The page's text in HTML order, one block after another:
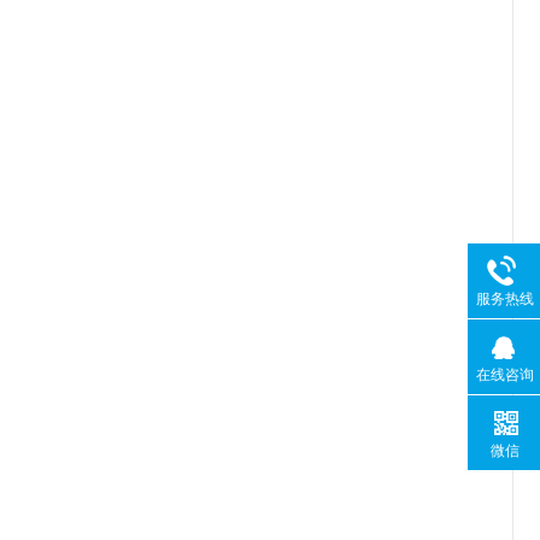
服务热线
在线咨询
微信